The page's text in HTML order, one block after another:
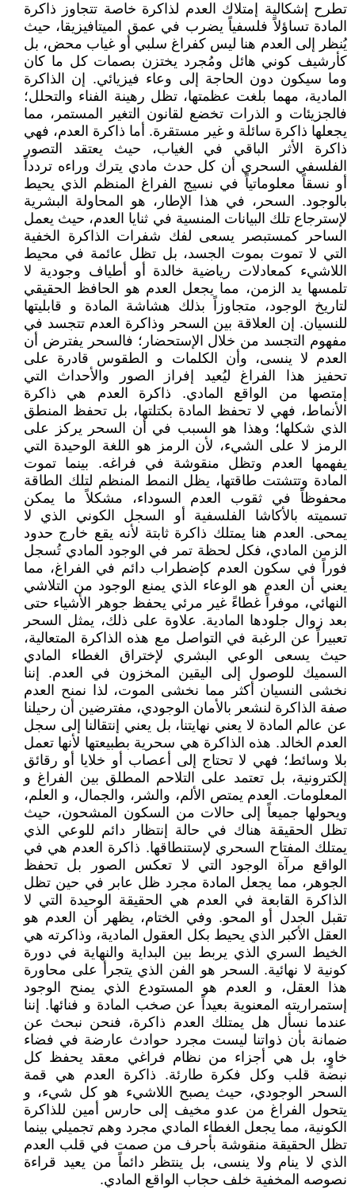
تطرح إشكالية إمتلاك العدم لذاكرة خاصة تتجاوز ذاكرة
المادة تساؤلاً فلسفياً يضرب في عمق الميتافيزيقا، حيث
يُنظر إلى العدم هنا ليس كفراغ سلبي أو غياب محض، بل
كأرشيف كوني هائل ومُجرد يختزن بصمات كل ما كان
وما سيكون دون الحاجة إلى وعاء فيزيائي. إن الذاكرة
المادية، مهما بلغت عظمتها، تظل رهينة الفناء والتحلل؛
فالجزيئات و الذرات تخضع لقانون التغير المستمر، مما
يجعلها ذاكرة سائلة و غير مستقرة. أما ذاكرة العدم، فهي
ذاكرة الأثر الباقي في الغياب، حيث يعتقد التصور
الفلسفي السحري أن كل حدث مادي يترك وراءه تردداً
أو نسقاً معلوماتياً في نسيج الفراغ المنظم الذي يحيط
بالوجود. السحر، في هذا الإطار، هو المحاولة البشرية
لإسترجاع تلك البيانات المنسية في ثنايا العدم، حيث يعمل
الساحر كمستبصر يسعى لفك شفرات الذاكرة الخفية
التي لا تموت بموت الجسد، بل تظل عائمة في محيط
اللاشيء كمعادلات رياضية خالدة أو أطياف وجودية لا
تلمسها يد الزمن، مما يجعل العدم هو الحافظ الحقيقي
لتاريخ الوجود، متجاوزاً بذلك هشاشة المادة و قابليتها
للنسيان. إن العلاقة بين السحر وذاكرة العدم تتجسد في
مفهوم التجسد من خلال الإستحضار؛ فالسحر يفترض أن
العدم لا ينسى، وأن الكلمات و الطقوس قادرة على
تحفيز هذا الفراغ ليُعيد إفراز الصور والأحداث التي
إمتصها من الواقع المادي. ذاكرة العدم هي ذاكرة
الأنماط، فهي لا تحفظ المادة بكتلتها، بل تحفظ المنطق
الذي شكلها؛ وهذا هو السبب في أن السحر يركز على
الرمز لا على الشيء، لأن الرمز هو اللغة الوحيدة التي
يفهمها العدم وتظل منقوشة في فراغه. بينما تموت
المادة وتتشتت طاقتها، يظل النمط المنظم لتلك الطاقة
محفوظاً في ثقوب العدم السوداء، مشكلاً ما يمكن
تسميته بالأكاشا الفلسفية أو السجل الكوني الذي لا
يمحى. العدم هنا يمتلك ذاكرة ثابتة لأنه يقع خارج حدود
الزمن المادي، فكل لحظة تمر في الوجود المادي تُسجل
فوراً في سكون العدم كإضطراب دائم في الفراغ، مما
يعني أن العدم هو الوعاء الذي يمنع الوجود من التلاشي
النهائي، موفراً غطاءً غير مرئي يحفظ جوهر الأشياء حتى
بعد زوال جلودها المادية. علاوة على ذلك، يمثل السحر
تعبيراً عن الرغبة في التواصل مع هذه الذاكرة المتعالية،
حيث يسعى الوعي البشري لإختراق الغطاء المادي
السميك للوصول إلى اليقين المخزون في العدم. إننا
نخشى النسيان أكثر مما نخشى الموت، لذا نمنح العدم
صفة الذاكرة لنشعر بالأمان الوجودي، مفترضين أن رحيلنا
عن عالم المادة لا يعني نهايتنا، بل يعني إنتقالنا إلى سجل
العدم الخالد. هذه الذاكرة هي سحرية بطبيعتها لأنها تعمل
بلا وسائط؛ فهي لا تحتاج إلى أعصاب أو خلايا أو رقائق
إلكترونية، بل تعتمد على التلاحم المطلق بين الفراغ و
المعلومات. العدم يمتص الألم، والشر، والجمال، و العلم،
ويحولها جميعاً إلى حالات من السكون المشحون، حيث
تظل الحقيقة هناك في حالة إنتظار دائم للوعي الذي
يمتلك المفتاح السحري لإستنطاقها. ذاكرة العدم هي في
الواقع مرآة الوجود التي لا تعكس الصور بل تحفظ
الجوهر، مما يجعل المادة مجرد ظل عابر في حين تظل
الذاكرة القابعة في العدم هي الحقيقة الوحيدة التي لا
تقبل الجدل أو المحو. وفي الختام، يظهر أن العدم هو
العقل الأكبر الذي يحيط بكل العقول المادية، وذاكرته هي
الخيط السري الذي يربط بين البداية والنهاية في دورة
كونية لا نهائية. السحر هو الفن الذي يتجرأ على محاورة
هذا العقل، و العدم هو المستودع الذي يمنح الوجود
إستمراريته المعنوية بعيداً عن صخب المادة و فنائها. إننا
عندما نسأل هل يمتلك العدم ذاكرة، فنحن نبحث عن
ضمانة بأن ذواتنا ليست مجرد حوادث عارضة في فضاء
خاوٍ، بل هي أجزاء من نظام فراغي معقد يحفظ كل
نبضة قلب وكل فكرة طارئة. ذاكرة العدم هي قمة
السحر الوجودي، حيث يصبح اللاشيء هو كل شيء، و
يتحول الفراغ من عدو مخيف إلى حارس أمين للذاكرة
الكونية، مما يجعل الغطاء المادي مجرد وهم تجميلي بينما
تظل الحقيقة منقوشة بأحرف من صمت في قلب العدم
الذي لا ينام ولا ينسى، بل ينتظر دائماً من يعيد قراءة
نصوصه المخفية خلف حجاب الواقع المادي.